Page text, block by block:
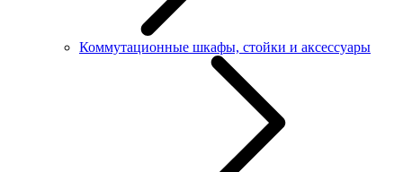
Коммутационные шкафы, стойки и аксессуары